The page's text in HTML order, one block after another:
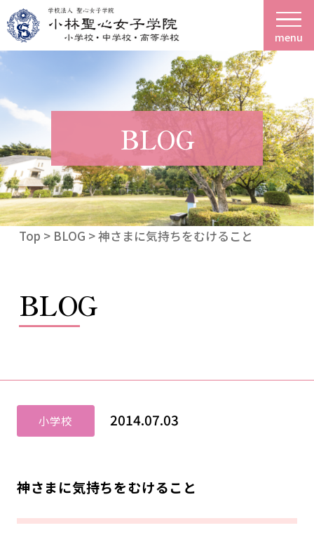
menu
BLOG
Top > BLOG > 神さまに気持ちをむけること
BLOG
小学校 2014.07.03
神さまに気持ちをむけること